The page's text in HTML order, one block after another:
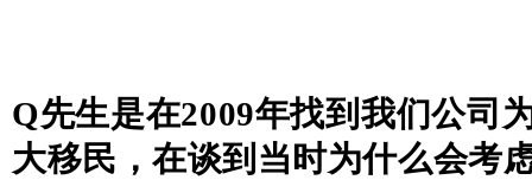
Q先生是在2009年找到我们公司
大移民，在谈到当时为什么会考